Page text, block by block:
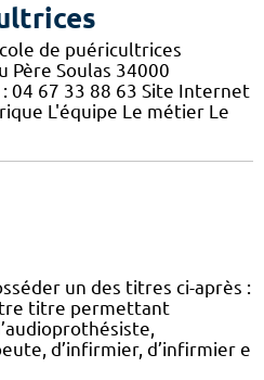
de puéricultrices
Père Soulas 34000
04 67 33 88 63 Site Internet
L'équipe Le métier Le
un des titres ci-après :
titre permettant
d’infirmier, d’infirmier e